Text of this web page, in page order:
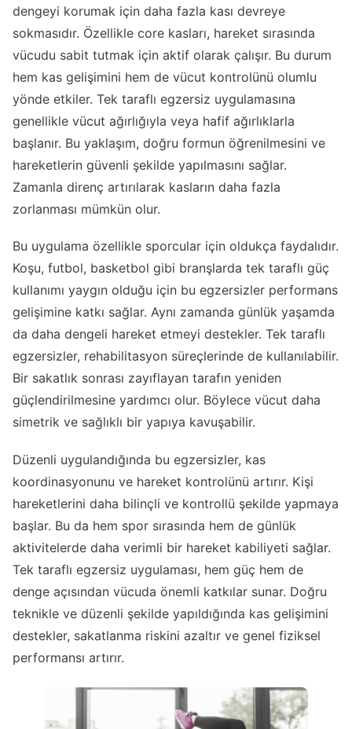
dengeyi korumak için daha fazla kası devreye
sokmasıdır. Özellikle core kasları, hareket sırasında
vücudu sabit tutmak için aktif olarak çalışır. Bu durum
hem kas gelişimini hem de vücut kontrolünü olumlu
yönde etkiler. Tek taraflı egzersiz uygulamasına
genellikle vücut ağırlığıyla veya hafif ağırlıklarla
başlanır. Bu yaklaşım, doğru formun öğrenilmesini ve
hareketlerin güvenli şekilde yapılmasını sağlar.
Zamanla direnç artırılarak kasların daha fazla
zorlanması mümkün olur.
Bu uygulama özellikle sporcular için oldukça faydalıdır.
Koşu, futbol, basketbol gibi branşlarda tek taraflı güç
kullanımı yaygın olduğu için bu egzersizler performans
gelişimine katkı sağlar. Aynı zamanda günlük yaşamda
da daha dengeli hareket etmeyi destekler. Tek taraflı
egzersizler, rehabilitasyon süreçlerinde de kullanılabilir.
Bir sakatlık sonrası zayıflayan tarafın yeniden
güçlendirilmesine yardımcı olur. Böylece vücut daha
simetrik ve sağlıklı bir yapıya kavuşabilir.
Düzenli uygulandığında bu egzersizler, kas
koordinasyonunu ve hareket kontrolünü artırır. Kişi
hareketlerini daha bilinçli ve kontrollü şekilde yapmaya
başlar. Bu da hem spor sırasında hem de günlük
aktivitelerde daha verimli bir hareket kabiliyeti sağlar.
Tek taraflı egzersiz uygulaması, hem güç hem de
denge açısından vücuda önemli katkılar sunar. Doğru
teknikle ve düzenli şekilde yapıldığında kas gelişimini
destekler, sakatlanma riskini azaltır ve genel fiziksel
performansı artırır.